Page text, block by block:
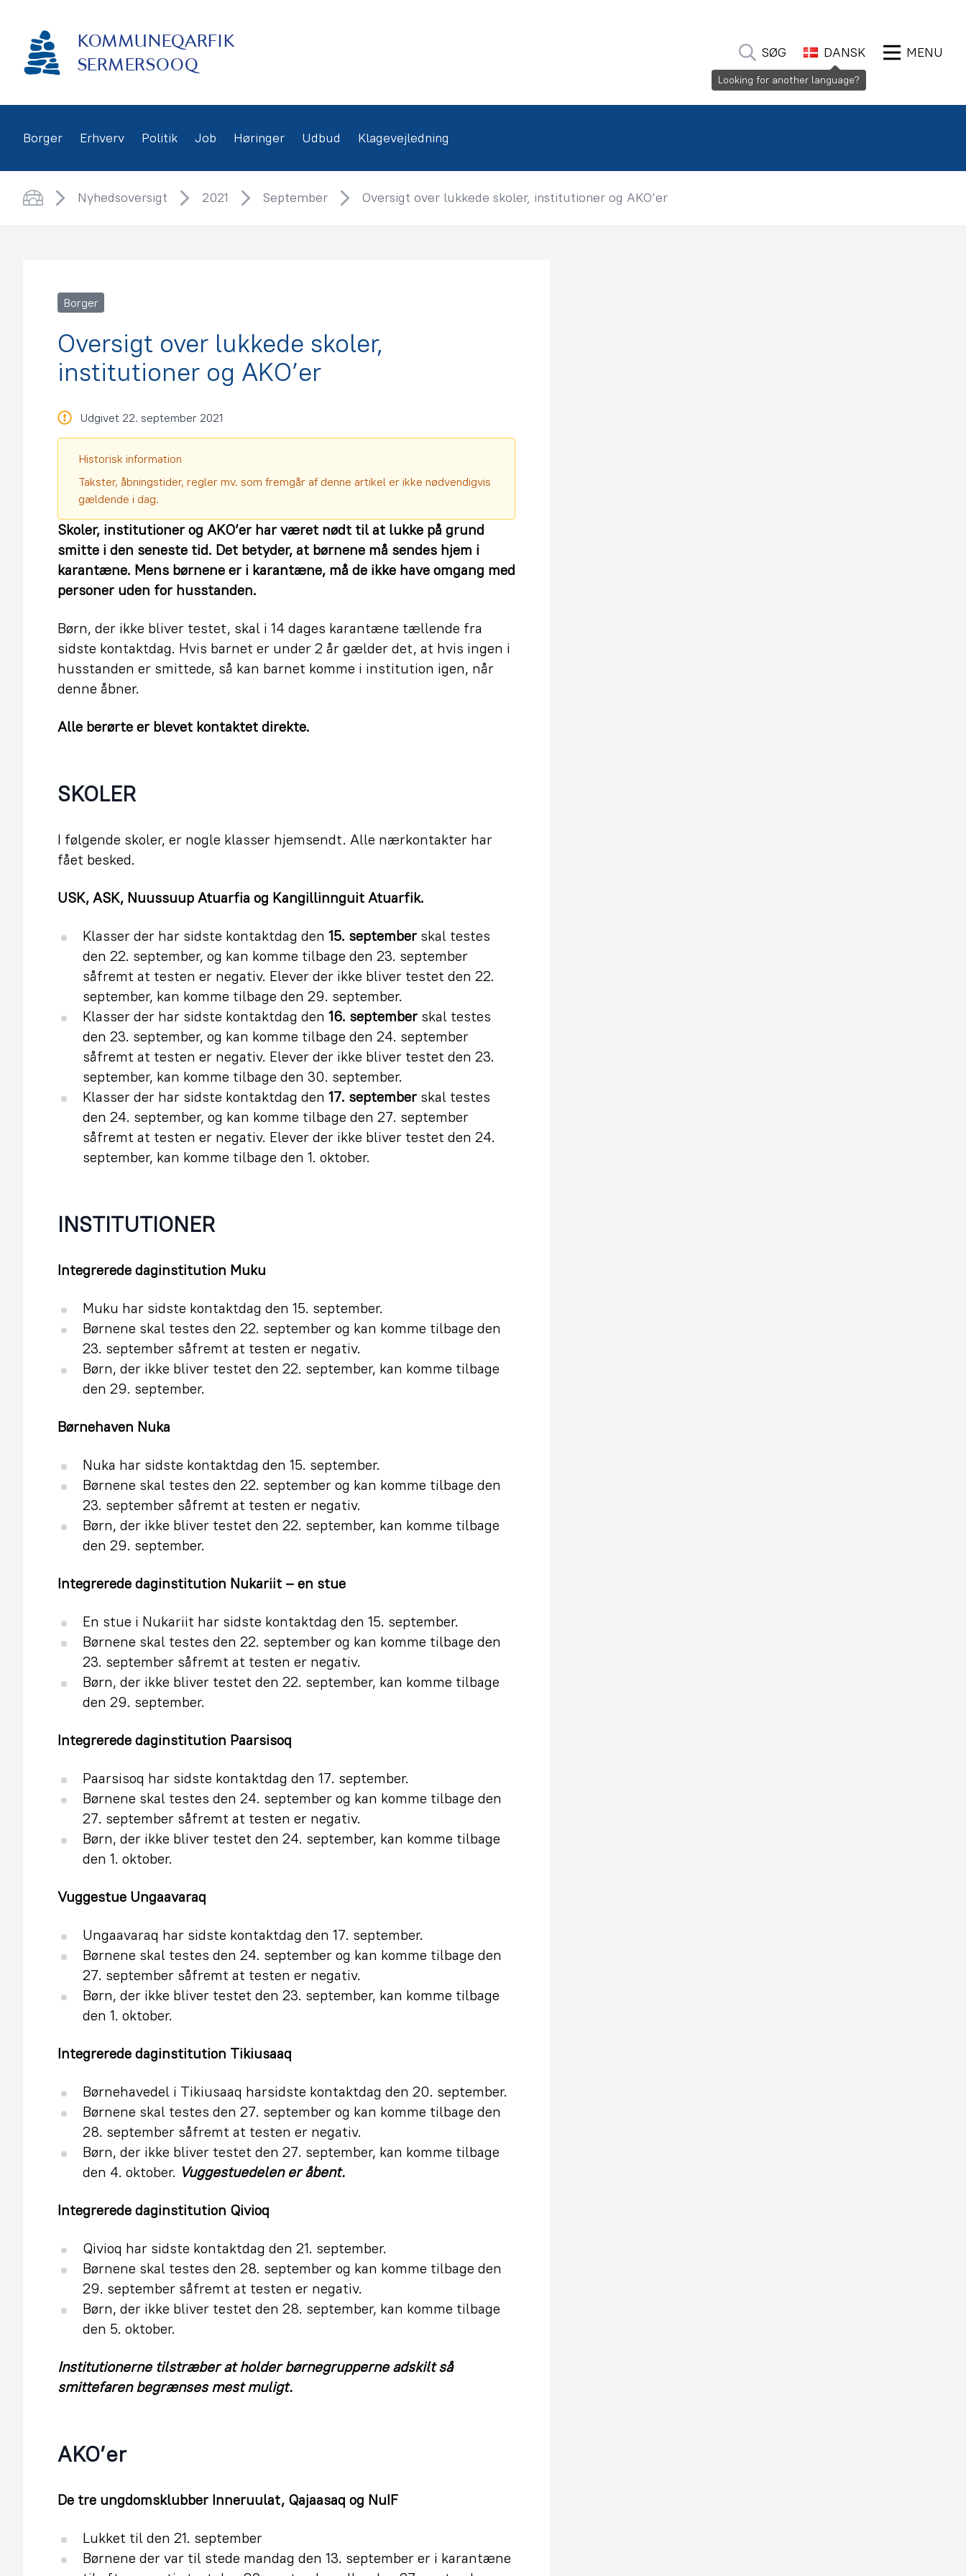
indhold
KOMMUNEQARFIK
SERMERSOOQ
SØG DANSK MENU
Borger Erhverv Politik Job Høringer Udbud Klagevejledning
Nyhedsoversigt 2021 September Oversigt over lukkede skoler, institutioner og AKO’er
Borger
Oversigt over lukkede skoler,
institutioner og AKO’er
Udgivet 22. september 2021
Historisk information
Takster, åbningstider, regler mv. som fremgår af denne artikel er ikke nødvendigvis
gældende i dag.
Skoler, institutioner og AKO’er har været nødt til at lukke på grund
smitte i den seneste tid. Det betyder, at børnene må sendes hjem i
karantæne. Mens børnene er i karantæne, må de ikke have omgang med
personer uden for husstanden.
Børn, der ikke bliver testet, skal i 14 dages karantæne tællende fra
sidste kontaktdag. Hvis barnet er under 2 år gælder det, at hvis ingen i
husstanden er smittede, så kan barnet komme i institution igen, når
denne åbner.
Alle berørte er blevet kontaktet direkte.
SKOLER
I følgende skoler, er nogle klasser hjemsendt. Alle nærkontakter har
fået besked.
USK, ASK, Nuussuup Atuarfia og Kangillinnguit Atuarfik.
Klasser der har sidste kontaktdag den 15. september skal testes
den 22. september, og kan komme tilbage den 23. september
såfremt at testen er negativ. Elever der ikke bliver testet den 22.
september, kan komme tilbage den 29. september.
Klasser der har sidste kontaktdag den 16. september skal testes
den 23. september, og kan komme tilbage den 24. september
såfremt at testen er negativ. Elever der ikke bliver testet den 23.
september, kan komme tilbage den 30. september.
Klasser der har sidste kontaktdag den 17. september skal testes
den 24. september, og kan komme tilbage den 27. september
såfremt at testen er negativ. Elever der ikke bliver testet den 24.
september, kan komme tilbage den 1. oktober.
INSTITUTIONER
Integrerede daginstitution Muku
Muku har sidste kontaktdag den 15. september.
Børnene skal testes den 22. september og kan komme tilbage den
23. september såfremt at testen er negativ.
Børn, der ikke bliver testet den 22. september, kan komme tilbage
den 29. september.
Børnehaven Nuka
Nuka har sidste kontaktdag den 15. september.
Børnene skal testes den 22. september og kan komme tilbage den
23. september såfremt at testen er negativ.
Børn, der ikke bliver testet den 22. september, kan komme tilbage
den 29. september.
Integrerede daginstitution Nukariit – en stue
En stue i Nukariit har sidste kontaktdag den 15. september.
Børnene skal testes den 22. september og kan komme tilbage den
23. september såfremt at testen er negativ.
Børn, der ikke bliver testet den 22. september, kan komme tilbage
den 29. september.
Integrerede daginstitution Paarsisoq
Paarsisoq har sidste kontaktdag den 17. september.
Børnene skal testes den 24. september og kan komme tilbage den
27. september såfremt at testen er negativ.
Børn, der ikke bliver testet den 24. september, kan komme tilbage
den 1. oktober.
Vuggestue Ungaavaraq
Ungaavaraq har sidste kontaktdag den 17. september.
Børnene skal testes den 24. september og kan komme tilbage den
27. september såfremt at testen er negativ.
Børn, der ikke bliver testet den 23. september, kan komme tilbage
den 1. oktober.
Integrerede daginstitution Tikiusaaq
Børnehavedel i Tikiusaaq harsidste kontaktdag den 20. september.
Børnene skal testes den 27. september og kan komme tilbage den
28. september såfremt at testen er negativ.
Børn, der ikke bliver testet den 27. september, kan komme tilbage
den 4. oktober. Vuggestuedelen er åbent.
Integrerede daginstitution Qivioq
Qivioq har sidste kontaktdag den 21. september.
Børnene skal testes den 28. september og kan komme tilbage den
29. september såfremt at testen er negativ.
Børn, der ikke bliver testet den 28. september, kan komme tilbage
den 5. oktober.
Institutionerne tilstræber at holder børnegrupperne adskilt så
smittefaren begrænses mest muligt.
AKO’er
De tre ungdomsklubber Inneruulat, Qajaasaq og NuIF
Lukket til den 21. september
Børnene der var til stede mandag den 13. september er i karantæne